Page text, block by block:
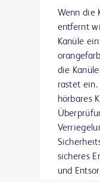
Wenn die
entfernt
Kanüle
die
rastet ein.
hörbares
sicheres
und